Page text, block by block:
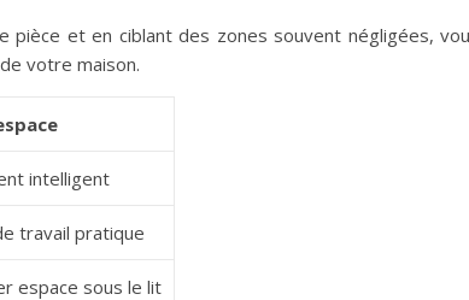
pièce et en ciblant des zones souvent négligées,
votre maison.
intelligent
travail pratique
espace sous le lit